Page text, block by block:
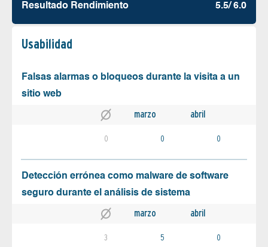
Resultado Rendimiento 5.5/ 6.0
Usabilidad
Falsas alarmas o bloqueos durante la visita a un
sitio web
marzo abril
0 0 0
Detección errónea como malware de software
seguro durante el análisis de sistema
marzo abril
3 5 0